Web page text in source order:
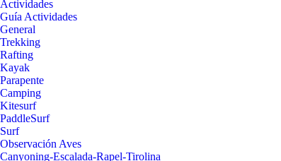
Actividades
Guía Actividades
General
Trekking
Rafting
Kayak
Parapente
Camping
Kitesurf
PaddleSurf
Surf
Observación Aves
Canyoning-Escalada-Rapel-Tirolina